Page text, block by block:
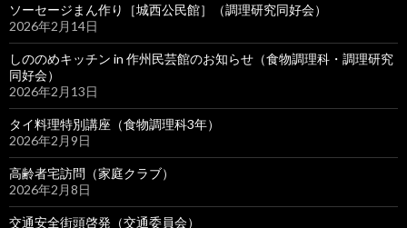
ソーセージまん作り［城西公民館］（調理研究同好会）
2026年2月14日
しののめキッチン in 作州民芸館のお知らせ（食物調理科・調理研究
同好会）
2026年2月13日
タイ料理特別講座（食物調理科3年）
2026年2月9日
高齢者宅訪問（家庭クラブ）
2026年2月8日
交通安全街頭啓発（交通委員会）